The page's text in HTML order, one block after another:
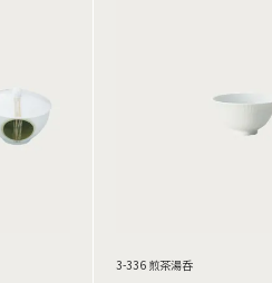
3-336 煎茶湯呑